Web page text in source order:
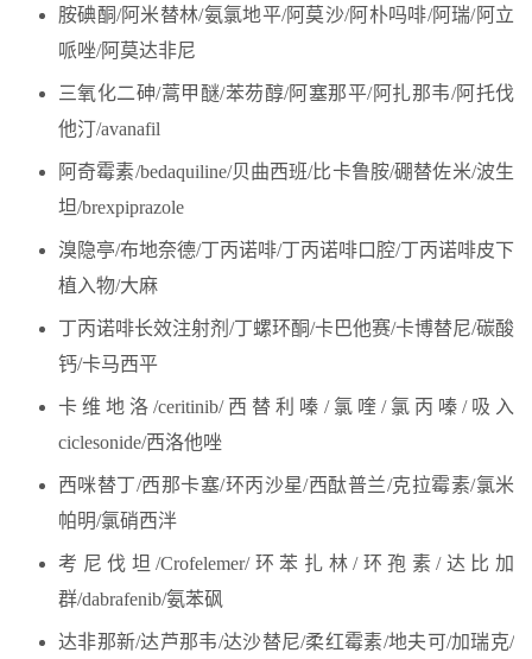
胺碘酮/阿米替林/氨氯地平/阿莫沙/阿朴吗啡/阿瑞/阿立
哌唑/阿莫达非尼
三氧化二砷/蒿甲醚/苯芴醇/阿塞那平/阿扎那韦/阿托伐
他汀/avanafil
阿奇霉素/bedaquiline/贝曲西班/比卡鲁胺/硼替佐米/波生
坦/brexpiprazole
溴隐亭/布地奈德/丁丙诺啡/丁丙诺啡口腔/丁丙诺啡皮下
植入物/大麻
丁丙诺啡长效注射剂/丁螺环酮/卡巴他赛/卡博替尼/碳酸
钙/卡马西平
卡维地洛/ceritinib/西替利嗪/氯喹/氯丙嗪/吸入
ciclesonide/西洛他唑
西咪替丁/西那卡塞/环丙沙星/西酞普兰/克拉霉素/氯米
帕明/氯硝西泮
考尼伐坦/Crofelemer/环苯扎林/环孢素/达比加
群/dabrafenib/氨苯砜
达非那新/达芦那韦/达沙替尼/柔红霉素/地夫可/加瑞克/